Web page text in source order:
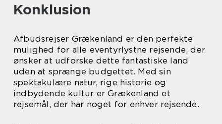
Konklusion
Afbudsrejser Grækenland er den perfekte
mulighed for alle eventyrlystne rejsende, der
ønsker at udforske dette fantastiske land
uden at sprænge budgettet. Med sin
spektakulære natur, rige historie og
indbydende kultur er Grækenland et
rejsemål, der har noget for enhver rejsende.